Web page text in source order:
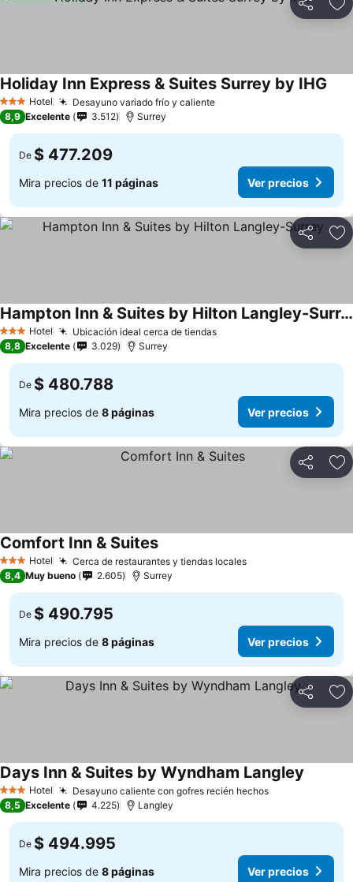
Compartir
3 Estrellas
Hotel Desayuno variado frío y caliente
Holiday Inn Express & Suites Surrey by IHG
8,9 Excelente 3.512 Surrey
De $ 477.209
Mira precios de 11 páginas Ver precios
Compartir
3 Estrellas
Hotel Ubicación ideal cerca de tiendas
Hampton Inn & Suites by Hilton Langley-Surrey
8,8 Excelente 3.029 Surrey
De $ 480.788
Mira precios de 8 páginas Ver precios
Compartir
3 Estrellas
Hotel Cerca de restaurantes y tiendas locales
Comfort Inn & Suites
8,4 Muy bueno 2.605 Surrey
De $ 490.795
Mira precios de 8 páginas Ver precios
Compartir
3 Estrellas
Hotel Desayuno caliente con gofres recién hechos
Days Inn & Suites by Wyndham Langley
8,5 Excelente 4.225 Langley
De $ 494.995
Mira precios de 8 páginas Ver precios